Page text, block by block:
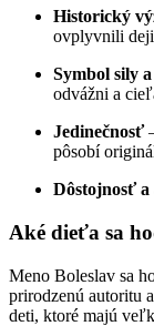
Historický
ovplyvnili
Symbol sily
odvážni a
Jedinečnosť
pôsobí
Dôstojnosť
Aké dieťa sa
Meno Boleslav sa
prirodzenú autoritu
deti, ktoré majú